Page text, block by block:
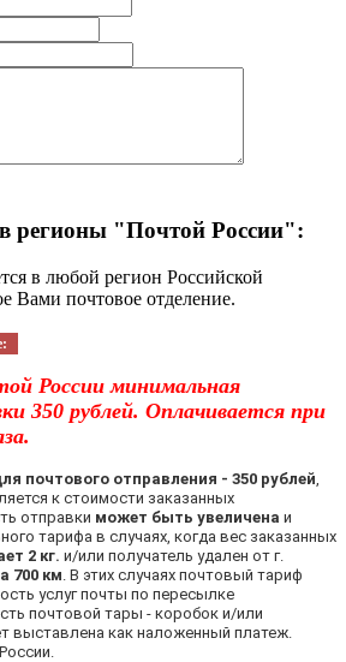
в регионы "Почтой России":
в любой регион Российской
Вами почтовое отделение.
России минимальная
350 рублей. Оплачивается при
почтового отправления - 350 рублей
к стоимости заказанных
отправки может быть увеличена и
тарифа в случаях, когда вес заказанных
2 кг. и/или получатель удален от г.
700 км . В этих случаях почтовый тариф
услуг почты по пересылке
почтовой тары - коробок и/или
выставлена как наложенный платеж.